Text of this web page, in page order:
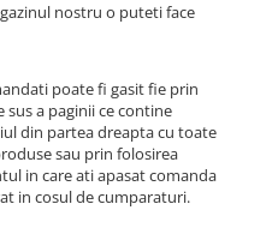
nostru o puteti face
poate fi gasit fie prin
a paginii ce contine
din partea dreapta cu toate
sau prin folosirea
in care ati apasat comanda
in cosul de cumparaturi.